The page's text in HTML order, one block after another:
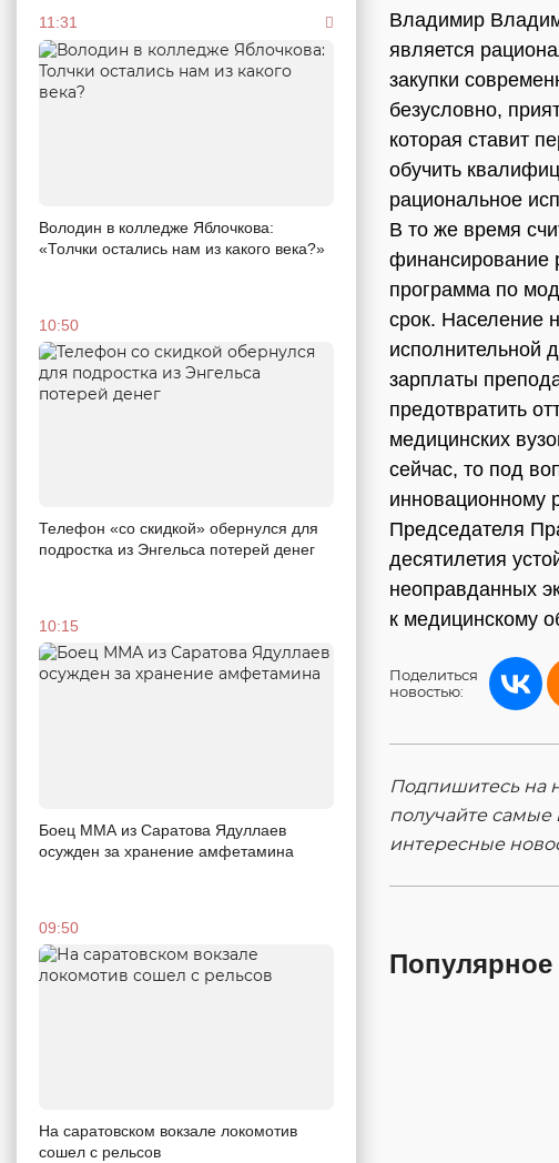
11:31
Володин в колледже Яблочкова:
«Толчки остались нам из какого века?»
10:50
Телефон «со скидкой» обернулся для
подростка из Энгельса потерей денег
10:15
Боец ММА из Саратова Ядуллаев
осужден за хранение амфетамина
09:50
На саратовском вокзале локомотив
сошел с рельсов
Владимир
является
закупки
безусловно,
которая ставит
обучить
рациональное
В то же время
финансирование
программа по
срок. Население
исполнительной
зарплаты
предотвратить
медицинских
сейчас, то под
инновационному
Председателя
десятилетия
неоправданных
к медицинскому
Поделиться
новостью:
Подпишитесь на
получайте
интересные